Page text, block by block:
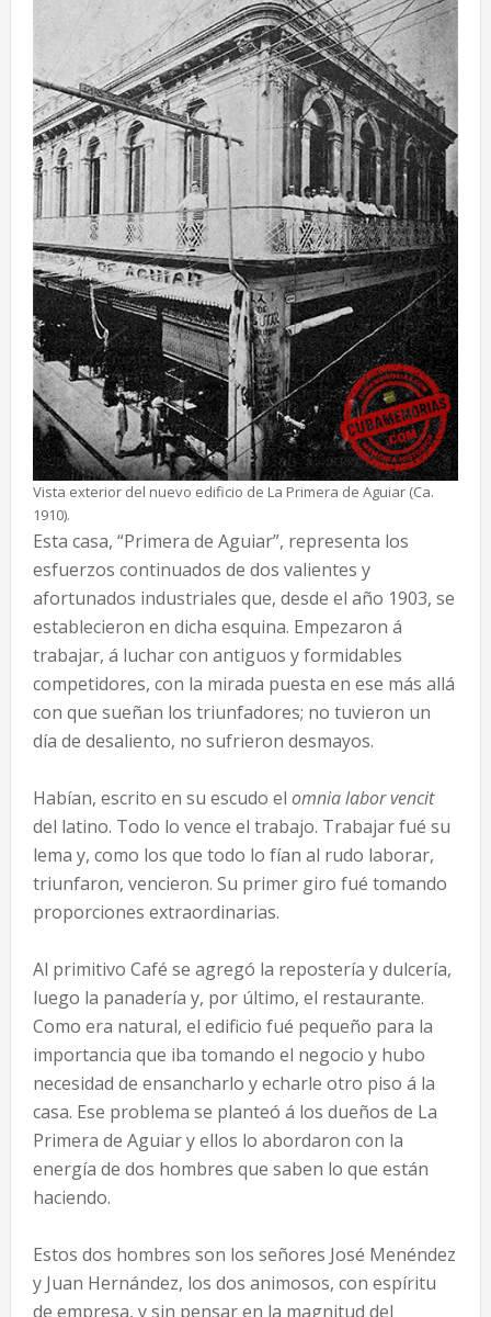
Vista exterior del nuevo edificio de La Primera de Aguiar (Ca.
1910).
Esta casa, “Primera de Aguiar”, representa los
esfuerzos continuados de dos valientes y
afortunados industriales que, desde el año 1903, se
establecieron en dicha esquina. Empezaron á
trabajar, á luchar con antiguos y formidables
competidores, con la mirada puesta en ese más allá
con que sueñan los triunfadores; no tuvieron un
día de desaliento, no sufrieron desmayos.
Habían, escrito en su escudo el omnia labor vencit
del latino. Todo lo vence el trabajo. Trabajar fué su
lema y, como los que todo lo fían al rudo laborar,
triunfaron, vencieron. Su primer giro fué tomando
proporciones extraordinarias.
Al primitivo Café se agregó la repostería y dulcería,
luego la panadería y, por último, el restaurante.
Como era natural, el edificio fué pequeño para la
importancia que iba tomando el negocio y hubo
necesidad de ensancharlo y echarle otro piso á la
casa. Ese problema se planteó á los dueños de La
Primera de Aguiar y ellos lo abordaron con la
energía de dos hombres que saben lo que están
haciendo.
Estos dos hombres son los señores José Menéndez
y Juan Hernández, los dos animosos, con espíritu
de empresa, y sin pensar en la magnitud del